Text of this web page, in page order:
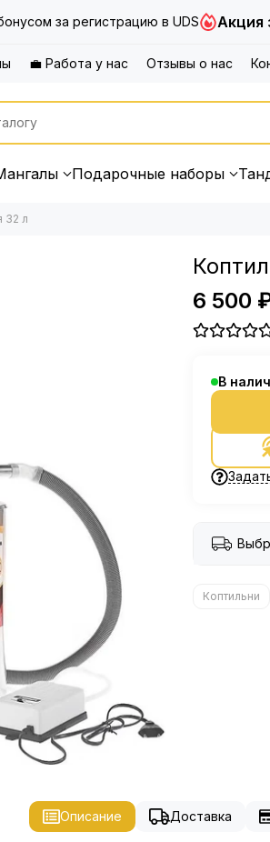
за регистрацию в UDS Акция
💼 Работа у нас Отзывы о нас
Подарочные наборы
32 л
6 500
В
Коптильни
Описание Доставка